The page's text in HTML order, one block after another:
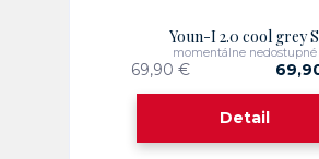
Youn-I 2.0 cool grey S
69,90 €
momentálne nedostupné
Detail